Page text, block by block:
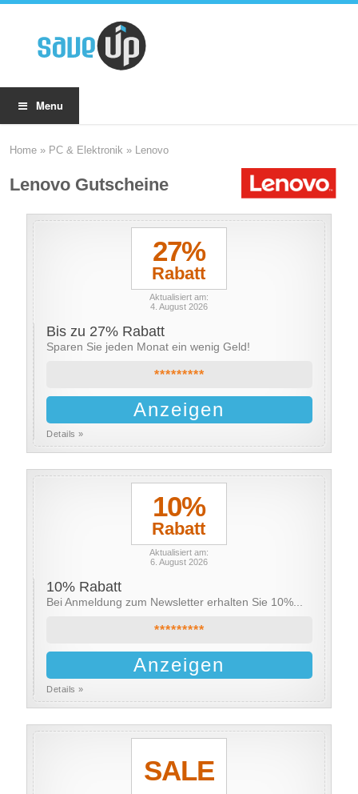
Menu
Home » PC & Elektronik » Lenovo
Lenovo Gutscheine
27%
Rabatt
Aktualisiert am:
4. August 2026
Bis zu 27% Rabatt
Sparen Sie jeden Monat ein wenig Geld!
*********
Anzeigen
Details »
10%
Rabatt
Aktualisiert am:
6. August 2026
10% Rabatt
Bei Anmeldung zum Newsletter erhalten Sie 10%...
*********
Anzeigen
Details »
SALE